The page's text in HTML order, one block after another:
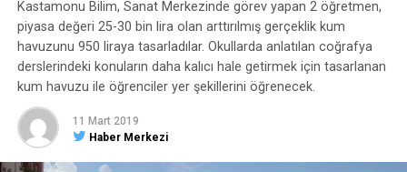
Facebook Yorumları
ETIKETLER NASA PASSENGER TECH
TECHNOLOGY
TEKNOLOJI
SONRAKI HABER
Savunma sanayiinde 560 milyon dolarlık çığır açacak
buluş; ‘Şeffaf Zırh’
Kastamonu Bilim, Sanat Merkezinde görev yapan 2 öğretmen,
piyasa değeri 25-30 bin lira olan arttırılmış gerçeklik kum
havuzunu 950 liraya tasarladılar. Okullarda anlatılan coğrafya
derslerindeki konuların daha kalıcı hale getirmek için tasarlanan
kum havuzu ile öğrenciler yer şekillerini öğrenecek.
11 Mart 2019
Haber Merkezi